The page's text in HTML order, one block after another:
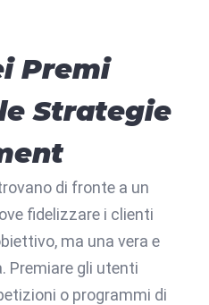
Premi
Strategie
di fronte a un
fidelizzare i clienti
ma una vera e
Premiare gli utenti
o programmi di